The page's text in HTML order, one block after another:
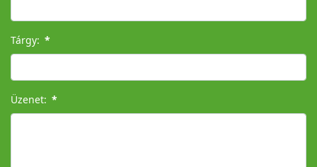
Tárgy: *
Üzenet: *